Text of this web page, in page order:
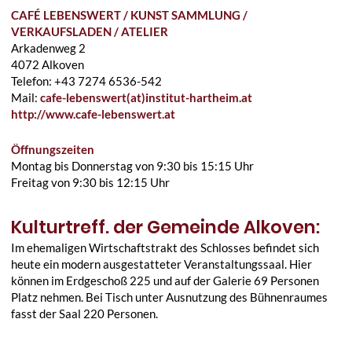
CAFÉ LEBENSWERT / KUNST SAMMLUNG /
VERKAUFSLADEN / ATELIER
Arkadenweg 2
4072 Alkoven
Telefon: +43 7274 6536-542
Mail:cafe-lebenswert(at)institut-hartheim.at
http://www.cafe-lebenswert.at
Öffnungszeiten
Montag bis Donnerstag von 9:30 bis 15:15 Uhr
Freitag von 9:30 bis 12:15 Uhr
Kulturtreff. der Gemeinde Alkoven:
Im ehemaligen Wirtschaftstrakt des Schlosses befindet sich
heute ein modern ausgestatteter Veranstaltungssaal. Hier
können im Erdgeschoß 225 und auf der Galerie 69 Personen
Platz nehmen. Bei Tisch unter Ausnutzung des Bühnenraumes
fasst der Saal 220 Personen.